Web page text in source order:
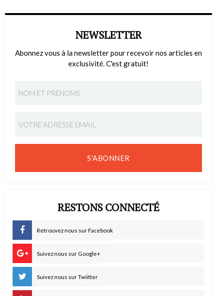
NEWSLETTER
Abonnez vous à la newsletter pour recevoir nos articles en
exclusivité. C'est gratuit!
S'ABONNER
RESTONS CONNECTÉ
Retrouvez nous sur Facebook
Suivez nous sur Google+
Suivez nous sur Twiitter